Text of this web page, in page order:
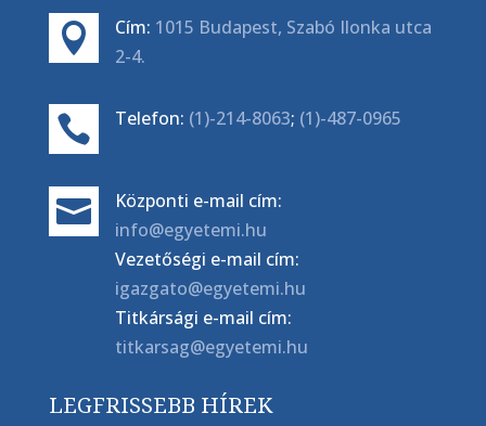
 Cím: 1015 Budapest, Szabó Ilonka utca
2-4.
 Telefon: (1)-214-8063; (1)-487-0965

Központi e-mail cím:
info@egyetemi.hu
Vezetőségi e-mail cím:
igazgato@egyetemi.hu
Titkársági e-mail cím:
titkarsag@egyetemi.hu
LEGFRISSEBB HÍREK